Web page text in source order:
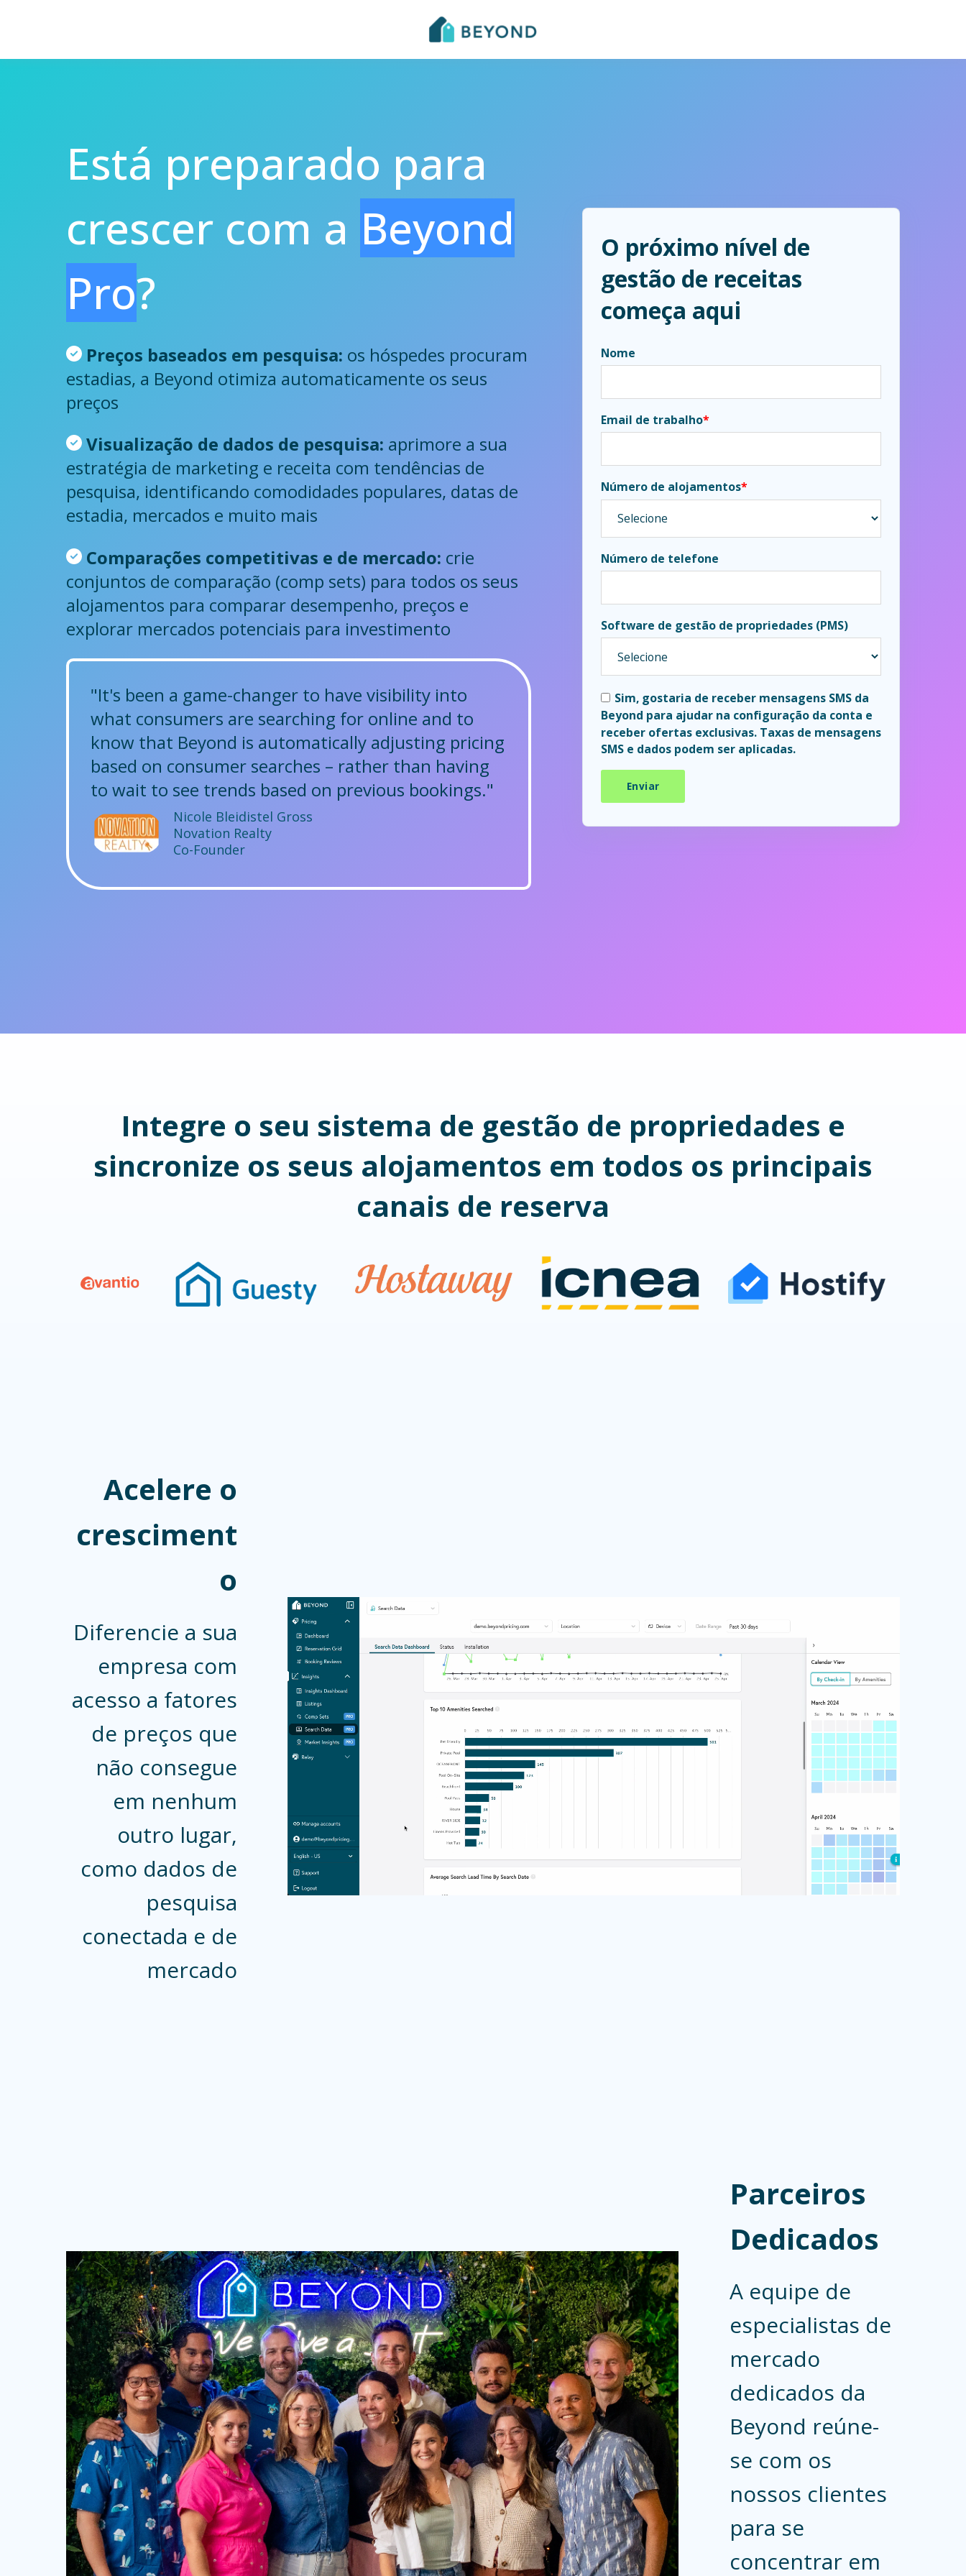
Está preparado para
crescer com a Beyond
Pro?
Preços baseados em pesquisa: os hóspedes procuram
estadias, a Beyond otimiza automaticamente os seus
preços
Visualização de dados de pesquisa: aprimore a sua
estratégia de marketing e receita com tendências de
pesquisa, identificando comodidades populares, datas de
estadia, mercados e muito mais
Comparações competitivas e de mercado: crie
conjuntos de comparação (comp sets) para todos os seus
alojamentos para comparar desempenho, preços e
explorar mercados potenciais para investimento
"It's been a game-changer to have visibility into
what consumers are searching for online and to
know that Beyond is automatically adjusting pricing
based on consumer searches – rather than having
to wait to see trends based on previous bookings."
Nicole Bleidistel Gross
Novation Realty
Co-Founder
O próximo nível de
gestão de receitas
começa aqui
Nome
Email de trabalho*
Número de alojamentos*
Número de telefone
Software de gestão de propriedades (PMS)
Sim, gostaria de receber mensagens SMS da
Beyond para ajudar na configuração da conta e
receber ofertas exclusivas. Taxas de mensagens
SMS e dados podem ser aplicadas.
Integre o seu sistema de gestão de propriedades e
sincronize os seus alojamentos em todos os principais
canais de reserva
Acelere o
cresciment
o
Diferencie a sua
empresa com
acesso a fatores
de preços que
não consegue
em nenhum
outro lugar,
como dados de
pesquisa
conectada e de
mercado
Parceiros
Dedicados
A equipe de
especialistas de
mercado
dedicados da
Beyond reúne-
se com os
nossos clientes
para se
concentrar em